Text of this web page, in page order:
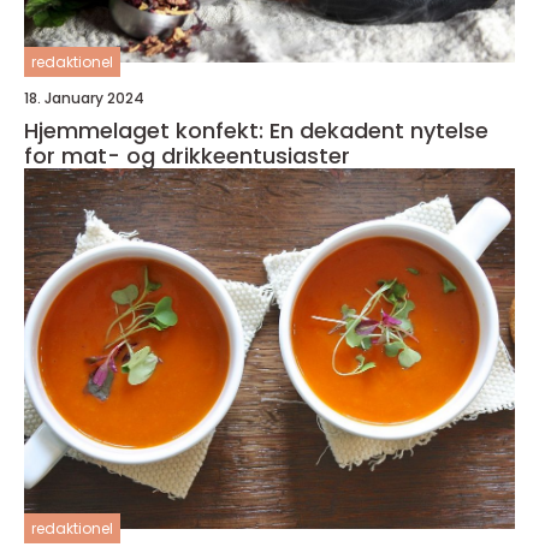
redaktionel
18. January 2024
Hjemmelaget konfekt: En dekadent nytelse
for mat- og drikkeentusiaster
redaktionel